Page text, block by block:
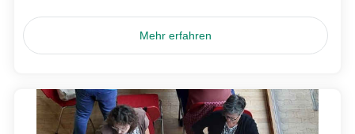
Mehr erfahren